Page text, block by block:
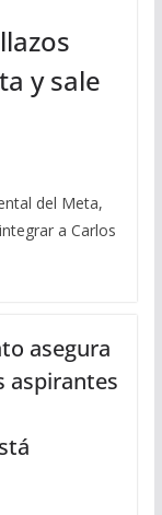
y sale
del Meta,
a Carlos
asegura
aspirantes